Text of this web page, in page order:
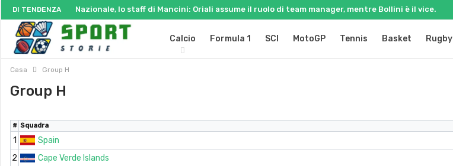
DI TENDENZA Nazionale, lo staff di Mancini: Oriali assume il ruolo di team manager, mentre Bollini è il vice.
Calcio Formula 1 SCI MotoGP Tennis Basket Rugby
Casa Group H
Group H
# Squadra
1 Spain
2
Cape Verde Islands